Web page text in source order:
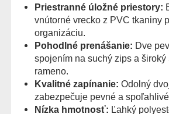
Priestranné úložné priestory:
vnútorné vrecko z PVC tkaniny
organizáciu.
Pohodlné prenášanie: Dve
spojením na suchý zips a široký
rameno.
Kvalitné zapínanie: Odolný
zabezpečuje pevné a
Nízka hmotnosť: Ľahký